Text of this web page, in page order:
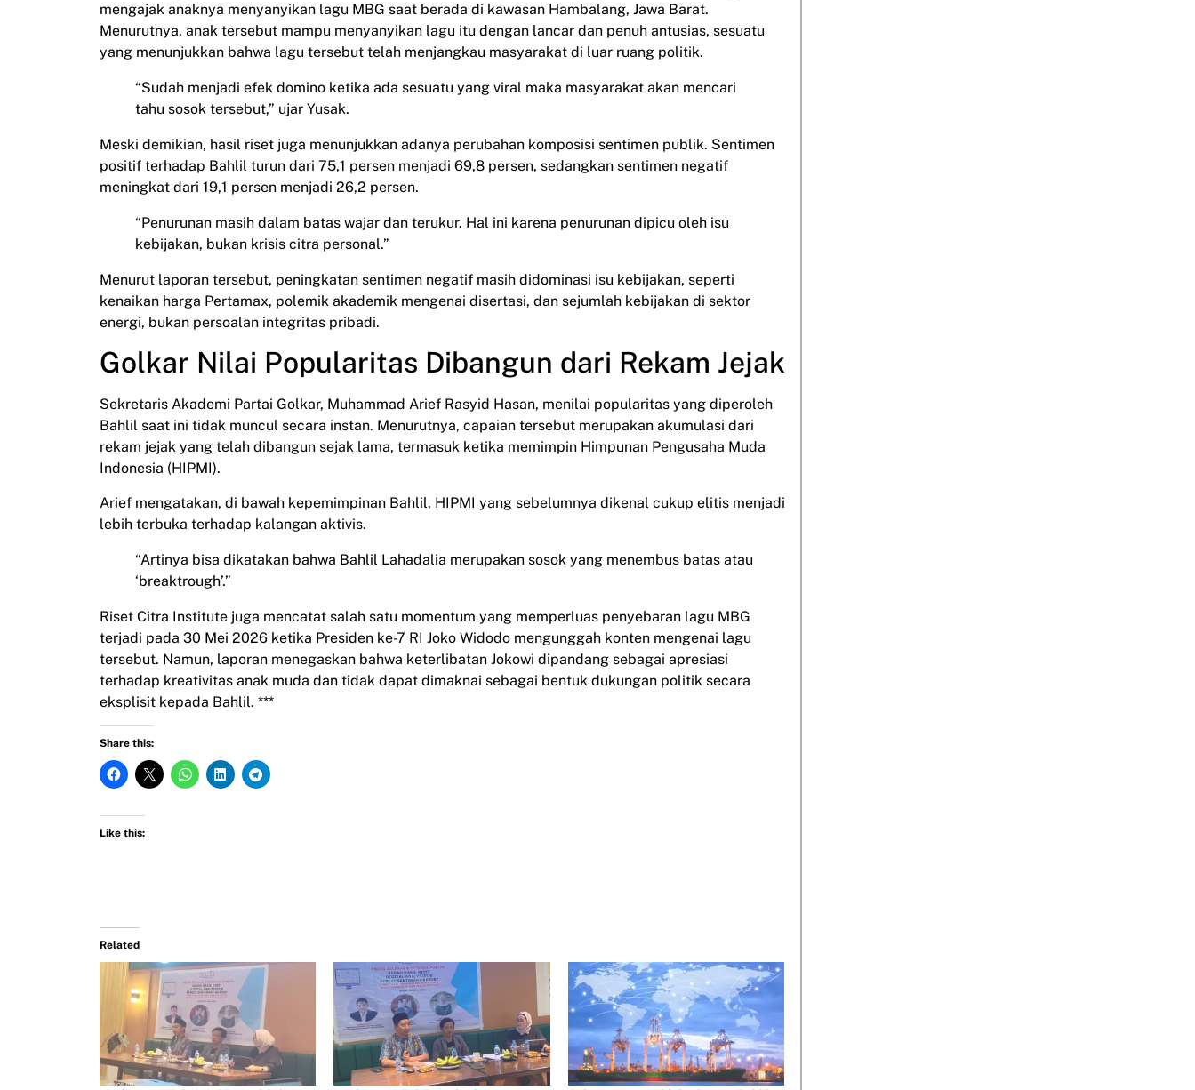
mengajak anaknya menyanyikan lagu MBG saat berada di kawasan Hambalang, Jawa Barat.
Menurutnya, anak tersebut mampu menyanyikan lagu itu dengan lancar dan penuh antusias, sesuatu
yang menunjukkan bahwa lagu tersebut telah menjangkau masyarakat di luar ruang politik.
“Sudah menjadi efek domino ketika ada sesuatu yang viral maka masyarakat akan mencari
tahu sosok tersebut,” ujar Yusak.
Meski demikian, hasil riset juga menunjukkan adanya perubahan komposisi sentimen publik. Sentimen
positif terhadap Bahlil turun dari 75,1 persen menjadi 69,8 persen, sedangkan sentimen negatif
meningkat dari 19,1 persen menjadi 26,2 persen.
“Penurunan masih dalam batas wajar dan terukur. Hal ini karena penurunan dipicu oleh isu
kebijakan, bukan krisis citra personal.”
Menurut laporan tersebut, peningkatan sentimen negatif masih didominasi isu kebijakan, seperti
kenaikan harga Pertamax, polemik akademik mengenai disertasi, dan sejumlah kebijakan di sektor
energi, bukan persoalan integritas pribadi.
Golkar Nilai Popularitas Dibangun dari Rekam Jejak
Sekretaris Akademi Partai Golkar, Muhammad Arief Rasyid Hasan, menilai popularitas yang diperoleh
Bahlil saat ini tidak muncul secara instan. Menurutnya, capaian tersebut merupakan akumulasi dari
rekam jejak yang telah dibangun sejak lama, termasuk ketika memimpin Himpunan Pengusaha Muda
Indonesia (HIPMI).
Arief mengatakan, di bawah kepemimpinan Bahlil, HIPMI yang sebelumnya dikenal cukup elitis menjadi
lebih terbuka terhadap kalangan aktivis.
“Artinya bisa dikatakan bahwa Bahlil Lahadalia merupakan sosok yang menembus batas atau
‘breaktrough’.”
Riset Citra Institute juga mencatat salah satu momentum yang memperluas penyebaran lagu MBG
terjadi pada 30 Mei 2026 ketika Presiden ke-7 RI Joko Widodo mengunggah konten mengenai lagu
tersebut. Namun, laporan menegaskan bahwa keterlibatan Jokowi dipandang sebagai apresiasi
terhadap kreativitas anak muda dan tidak dapat dimaknai sebagai bentuk dukungan politik secara
eksplisit kepada Bahlil. ***
Share this:
Like this:
Related